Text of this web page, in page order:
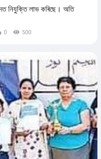
নিযুক্তি লাভ কৰিছে। অতি
0 500